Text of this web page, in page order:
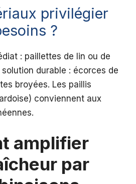
privilégier
?
: paillettes de lin ou de
durable : écorces de
broyées. Les paillis
conviennent aux
amplifier
par